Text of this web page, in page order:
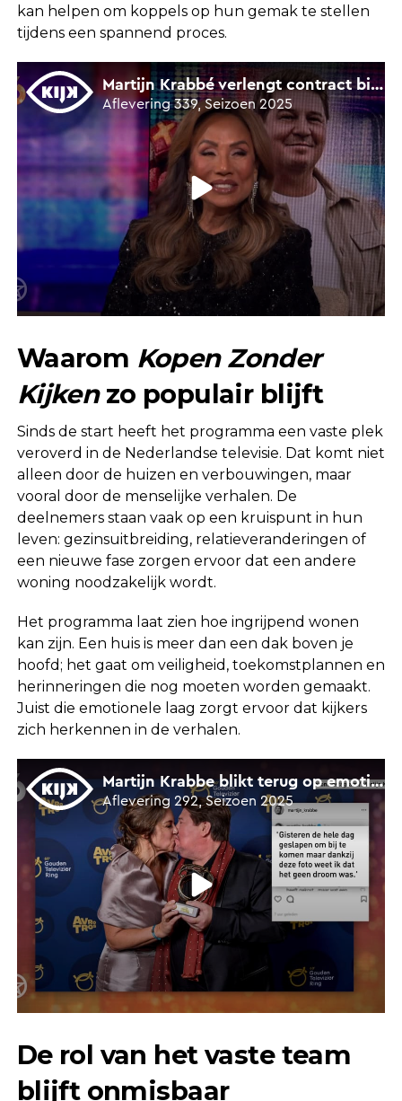
kan helpen om koppels op hun gemak te stellen
tijdens een spannend proces.
Waarom Kopen Zonder
Kijkenzo populair blijft
Sinds de start heeft het programma een vaste plek
veroverd in de Nederlandse televisie. Dat komt niet
alleen door de huizen en verbouwingen, maar
vooral door de menselijke verhalen. De
deelnemers staan vaak op een kruispunt in hun
leven: gezinsuitbreiding, relatieveranderingen of
een nieuwe fase zorgen ervoor dat een andere
woning noodzakelijk wordt.
Het programma laat zien hoe ingrijpend wonen
kan zijn. Een huis is meer dan een dak boven je
hoofd; het gaat om veiligheid, toekomstplannen en
herinneringen die nog moeten worden gemaakt.
Juist die emotionele laag zorgt ervoor dat kijkers
zich herkennen in de verhalen.
De rol van het vaste team
blijft onmisbaar